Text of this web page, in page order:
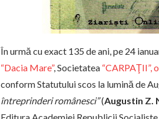
În urmă cu exact 135 de ani, pe 24
“Dacia Mare”, Societatea “CARPAŢII”,
conform Statutului scos la lumină de
întreprinderi românesci”(Augustin Z.